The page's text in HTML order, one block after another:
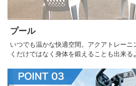
プール
いつでも温かな快適空間。アクアトレー
くだけではなく身体を鍛えることも出来る